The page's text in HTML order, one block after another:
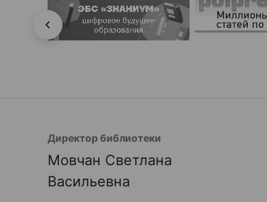
Директор библиотеки
Мовчан Светлана
Васильевна